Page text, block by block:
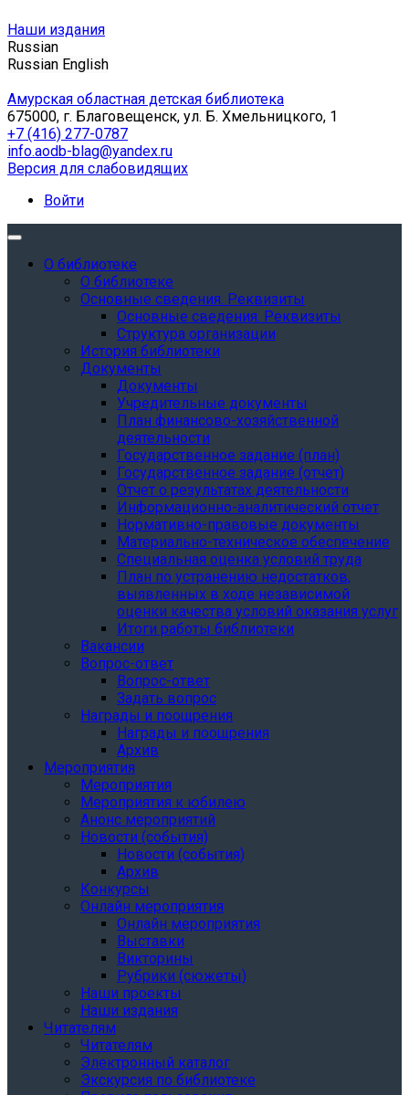
Наши издания
Russian
Russian English
Амурская областная детская библиотека
675000, г. Благовещенск, ул. Б. Хмельницкого, 1
+7 (416) 277-0787
info.aodb-blag@yandex.ru
Версия для слабовидящих
Войти
О библиотеке
О библиотеке
Основные сведения. Реквизиты
Основные сведения. Реквизиты
Структура организации
История библиотеки
Документы
Документы
Учредительные документы
План финансово-хозяйственной
деятельности
Государственное задание (план)
Государственное задание (отчет)
Отчет о результатах деятельности
Информационно-аналитический отчет
Нормативно-правовые документы
Материально-техническое обеспечение
Специальная оценка условий труда
План по устранению недостатков,
выявленных в ходе независимой
оценки качества условий оказания услуг
Итоги работы библиотеки
Вакансии
Вопрос-ответ
Вопрос-ответ
Задать вопрос
Награды и поощрения
Награды и поощрения
Архив
Мероприятия
Мероприятия
Мероприятия к юбилею
Анонс мероприятий
Новости (события)
Новости (события)
Архив
Конкурсы
Онлайн мероприятия
Онлайн мероприятия
Выставки
Викторины
Рубрики (сюжеты)
Наши проекты
Наши издания
Читателям
Читателям
Электронный каталог
Экскурсия по библиотеке